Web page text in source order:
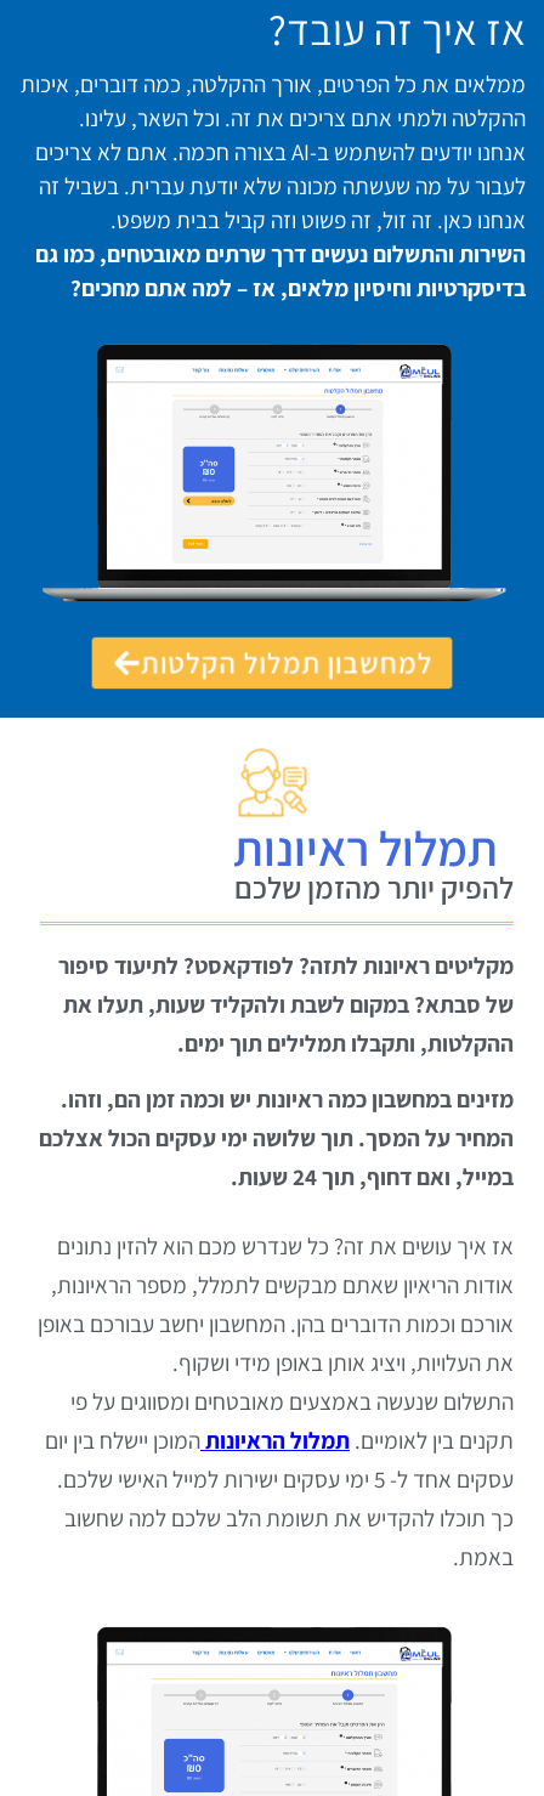
אז איך זה עובד?
ממלאים את כל הפרטים, אורך ההקלטה, כמה דוברים, איכות
ההקלטה ולמתי אתם צריכים את זה. וכל השאר, עלינו.
אנחנו יודעים להשתמש ב-AI בצורה חכמה. אתם לא צריכים
לעבור על מה שעשתה מכונה שלא יודעת עברית. בשביל זה
אנחנו כאן. זה זול, זה פשוט וזה קביל בבית משפט.
השירות והתשלום נעשים דרך שרתים מאובטחים, כמו גם
בדיסקרטיות וחיסיון מלאים, אז – למה אתם מחכים?
למחשבון תמלול הקלטות
תמלול ראיונות
להפיק יותר מהזמן שלכם
מקליטים ראיונות לתזה? לפודקאסט? לתיעוד סיפור
של סבתא? במקום לשבת ולהקליד שעות, תעלו את
ההקלטות, ותקבלו תמלילים תוך ימים.
מזינים במחשבון כמה ראיונות יש וכמה זמן הם, וזהו.
המחיר על המסך. תוך שלושה ימי עסקים הכול אצלכם
במייל, ואם דחוף, תוך 24 שעות.
אז איך עושים את זה? כל שנדרש מכם הוא להזין נתונים
אודות הריאיון שאתם מבקשים לתמלל, מספר הראיונות,
אורכם וכמות הדוברים בהן. המחשבון יחשב עבורכם באופן
את העלויות, ויציג אותן באופן מידי ושקוף.
התשלום שנעשה באמצעים מאובטחים ומסווגים על פי
תקנים בין לאומיים.תמלול הראיונותהמוכן יישלח בין יום
עסקים אחד ל- 5 ימי עסקים ישירות למייל האישי שלכם.
כך תוכלו להקדיש את תשומת הלב שלכם למה שחשוב
באמת.